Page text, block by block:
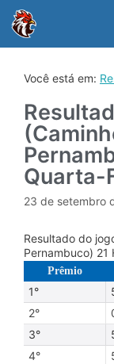
content
Você está em:
Quarta-
23 de setembro
Resultado do
Pernambuco)
Prêmio
1°
2°
3°
4°